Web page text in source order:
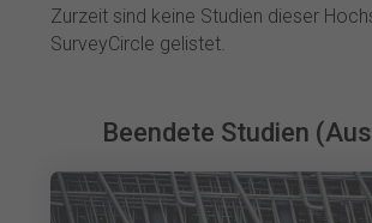
Zurzeit sind keine Studien dieser
SurveyCircle gelistet.
Beendete Studien